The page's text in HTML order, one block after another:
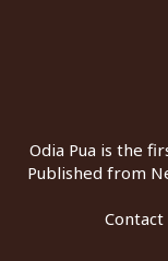
Odia Pua is the
Published from
Contact